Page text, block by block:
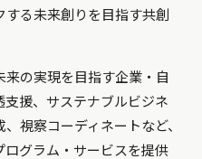
る未来創りを目指す共創
の実現を目指す企業・自
援、サステナブルビジネ
視察コーディネートなど、
グラム・サービスを提供